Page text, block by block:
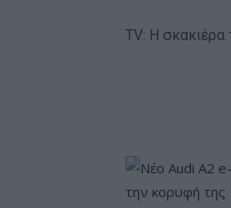
TV: Η σκακιέρα